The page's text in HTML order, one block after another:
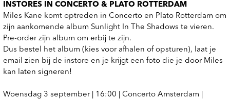
INSTORES IN CONCERTO & PLATO ROTTERDAM
Miles Kane komt optreden in Concerto en Plato Rotterdam om
zijn aankomende album Sunlight In The Shadows te vieren.
Pre-order zijn album om erbij te zijn.
Dus bestel het album (kies voor afhalen of opsturen), laat je
email zien bij de instore en je krijgt een foto die je door Miles
kan laten signeren!
Woensdag 3 september | 16:00 | Concerto Amsterdam |